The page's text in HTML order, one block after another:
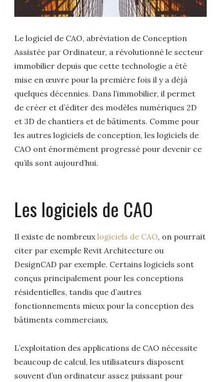
Le logiciel de CAO, abréviation de Conception
Assistée par Ordinateur, a révolutionné le secteur
immobilier depuis que cette technologie a été
mise en œuvre pour la première fois il y a déjà
quelques décennies. Dans l’immobilier, il permet
de créer et d’éditer des modèles numériques 2D
et 3D de chantiers et de bâtiments. Comme pour
les autres logiciels de conception, les logiciels de
CAO ont énormément progressé pour devenir ce
qu’ils sont aujourd’hui.
Les logiciels de CAO
Il existe de nombreuxlogiciels de CAO, on pourrait
citer par exemple Revit Architecture ou
DesignCAD par exemple. Certains logiciels sont
conçus principalement pour les conceptions
résidentielles, tandis que d’autres
fonctionnements mieux pour la conception des
bâtiments commerciaux.
L’exploitation des applications de CAO nécessite
beaucoup de calcul, les utilisateurs disposent
souvent d’un ordinateur assez puissant pour